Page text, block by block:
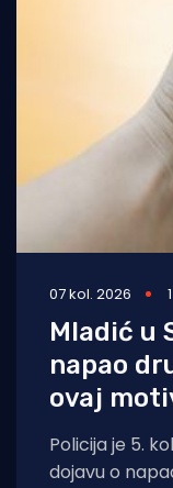
07 kol. 2026
Mladić u
napao
ovaj
Policija je 5.
dojavu o